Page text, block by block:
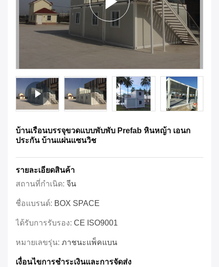
บ้านเรือนบรรจุขวดแบบพับพับ Prefab หินหญ้า เอนก
ประกัน บ้านแผ่นแซนวิช
รายละเอียดสินค้า
สถานที่กำเนิด: จีน
ชื่อแบรนด์: BOX SPACE
ได้รับการรับรอง: CE ISO9001
หมายเลขรุ่น: ภาชนะแพ็คแบน
เงื่อนไขการชำระเงินและการจัดส่ง